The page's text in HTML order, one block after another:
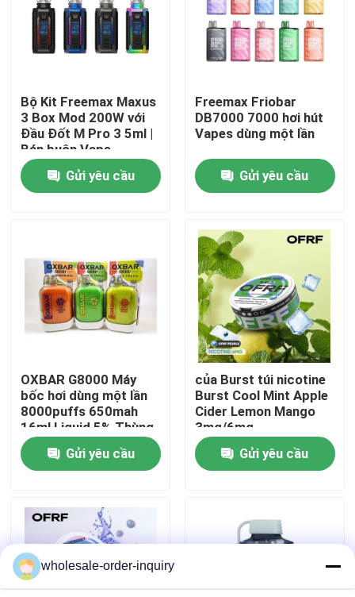
Trang chủ
Các sản phẩm
Về chúng tôi
Tham quan nhà máy
Kiểm soát chất lượng
Liên hệ chúng tôi
Pod Vapes có thể nạp lại
Pod Vapes dùng một lần
Bộ Kit Freemax Maxus
3 Box Mod 200W với
Đầu Đốt M Pro 3 5ml |
Bán buôn Vape
Gửi yêu cầu
Freemax Friobar
DB7000 7000 hơi hút
Vapes dùng một lần
Gửi yêu cầu
OXBAR G8000 Máy
bốc hơi dùng một lần
8000puffs 650mah
16ml Liquid 5% Thùng
dùng một lần
Gửi yêu cầu
của Burst túi nicotine
Burst Cool Mint Apple
Cider Lemon Mango
3mg/6mg
Gửi yêu cầu
wholesale-order-inquiry